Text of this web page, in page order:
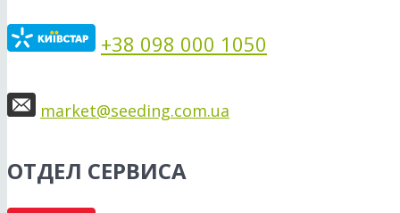
+38 098 000 1050
market@seeding.com.ua
ОТДЕЛ СЕРВИСА